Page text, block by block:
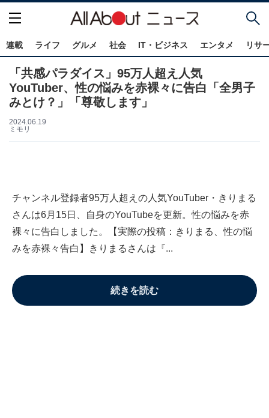
連載 ライフ グルメ 社会 IT・ビジネス エンタメ リサ
「共感パラダイス」95万人超え人気
YouTuber、性の悩みを赤裸々に告白「全男子
みとけ？」「尊敬します」
2024.06.19
ミモリ
チャンネル登録者95万人超えの人気YouTuber・きりまる
さんは6月15日、自身のYouTubeを更新。性の悩みを赤
裸々に告白しました。【実際の投稿：きりまる、性の悩
みを赤裸々告白】きりまるさんは『...
続きを読む